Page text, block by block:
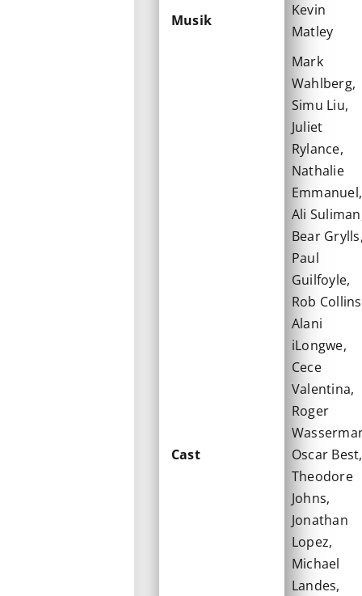
Musik
Kevin
Matley
Cast
Mark
Wahlberg,
Simu Liu,
Juliet
Rylance,
Nathalie
Emmanuel,
Ali
Bear
Paul
Guilfoyle,
Rob
Alani
iLongwe,
Cece
Valentina,
Roger
Oscar Best,
Theodore
Johns,
Jonathan
Lopez,
Michael
Landes,